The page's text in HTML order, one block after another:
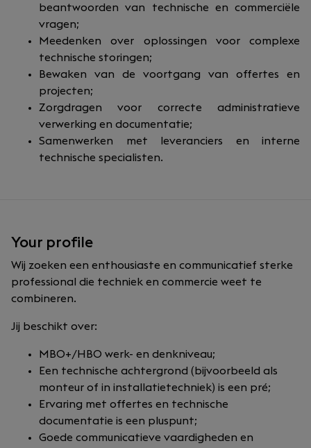
beantwoorden van technische en commerciële
vragen;
Meedenken over oplossingen voor complexe
technische storingen;
Bewaken van de voortgang van offertes en
projecten;
Zorgdragen voor correcte administratieve
verwerking en documentatie;
Samenwerken met leveranciers en interne
technische specialisten.
Your profile
Wij zoeken een enthousiaste en communicatief sterke
professional die techniek en commercie weet te
combineren.
Jij beschikt over:
MBO+/HBO werk- en denkniveau;
Een technische achtergrond (bijvoorbeeld als
monteur of in installatietechniek) is een pré;
Ervaring met offertes en technische
documentatie is een pluspunt;
Goede communicatieve vaardigheden en